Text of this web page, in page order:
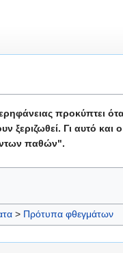
προκύπτει
ξεριζωθεί. Γι αυτό
παθών".
> Πρότυπα φθεγμάτων